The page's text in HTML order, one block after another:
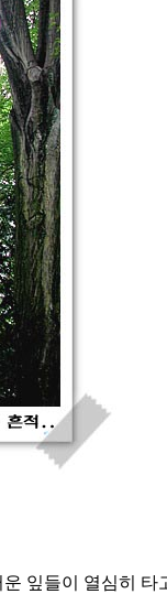
잎들이 열심히 타